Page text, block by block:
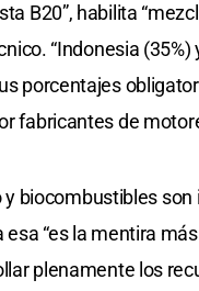
B20”, habilita
“Indonesia (35%)
porcentajes
fabricantes de
y biocombustibles son
“es la mentira
plenamente los